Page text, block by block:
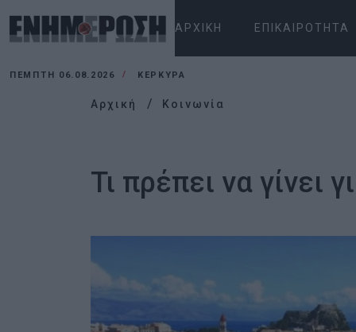
ΑΡΧΙΚΉ ΕΠΙΚΑΙΡΌΤΗΤΑ
ΠΈΜΠΤΗ 06.08.2026 ΚΕΡΚΥΡΑ
Αρχική Κοινωνία
Τι πρέπει να γίνει